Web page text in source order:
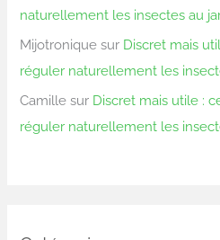
naturellement les insectes au
Mijotronique sur Discret mais
réguler naturellement les
Camille sur Discret mais utile :
réguler naturellement les